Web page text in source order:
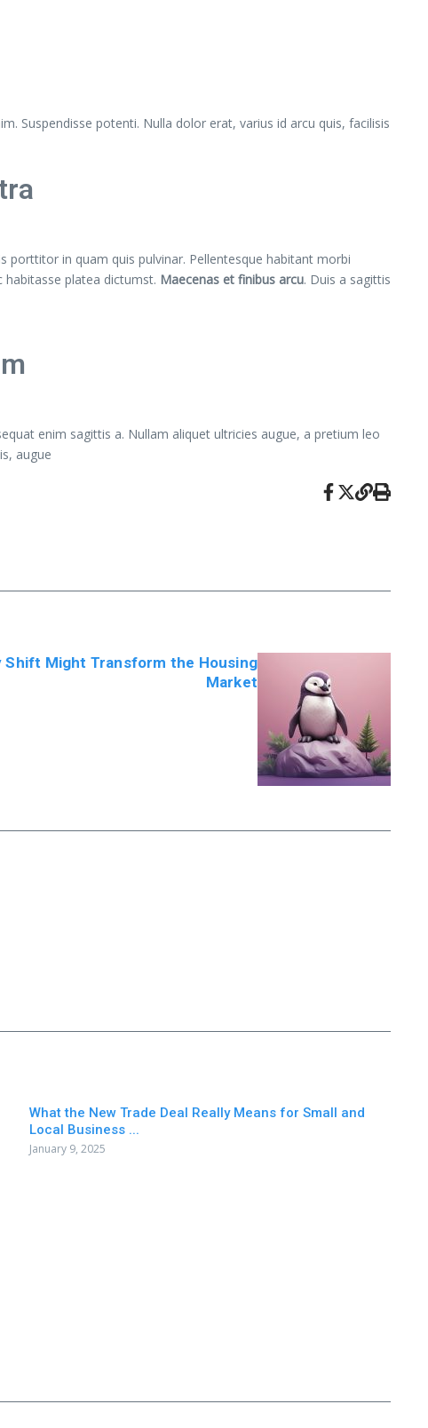
Suspendisse potenti. Nulla dolor erat, varius id arcu quis, facilisis
porttitor in quam quis pulvinar. Pellentesque habitant morbi
platea dictumst. Maecenas et finibus arcu. Duis a sagittis
enim sagittis a. Nullam aliquet ultricies augue, a pretium leo
augue
Shift Might Transform the Housing
Market
What the New Trade Deal Really Means for Small and
Local Business ...
January 9, 2025